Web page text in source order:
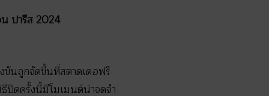
ปารีส 2024
ขันถูกจัดขึ้นที่สตาดเดอฟร็
ปิดครั้งนี้มีโมเมนต์น่าจดจำ